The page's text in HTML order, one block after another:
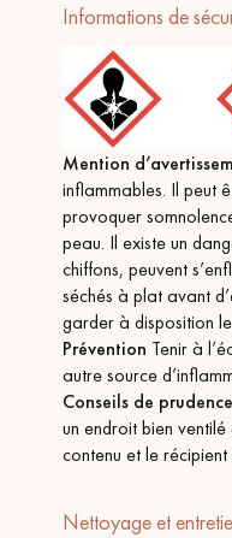
Informations de
Mention
inflammables. Il peut
provoquer
peau. Il existe un
chiffons, peuvent
séchés à plat avant
garder à disposition
Prévention Tenir à
autre source
Conseils de
un endroit bien
contenu et le
Nettoyage et